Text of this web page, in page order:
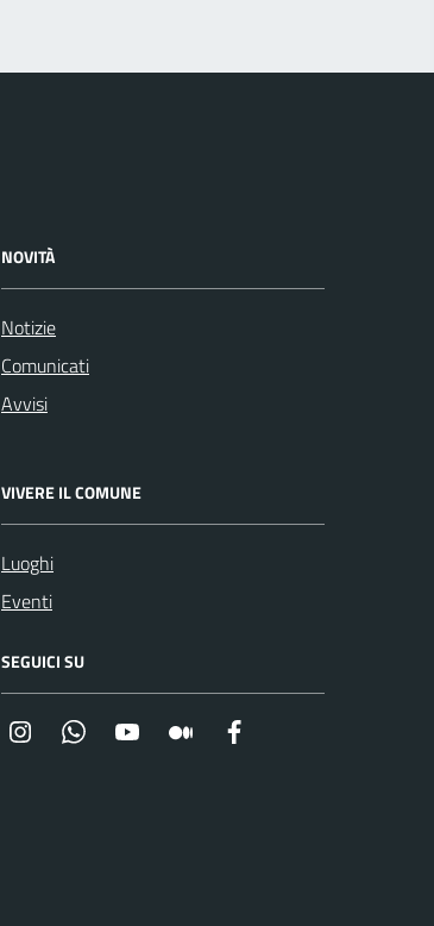
NOVITÀ
Notizie
Comunicati
Avvisi
VIVERE IL COMUNE
Luoghi
Eventi
SEGUICI SU
InstagramWhatsappYouTube Medium